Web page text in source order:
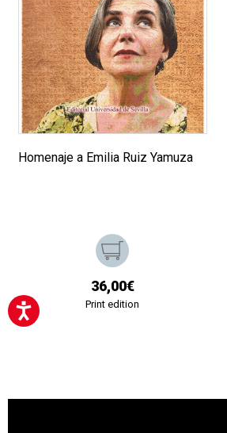
Homenaje a Emilia Ruiz Yamuza
36,00€
Print edition